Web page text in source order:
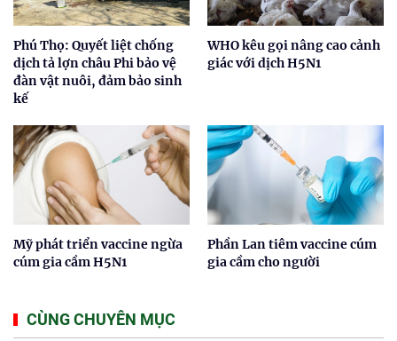
Phú Thọ: Quyết liệt chống
dịch tả lợn châu Phi bảo vệ
đàn vật nuôi, đảm bảo sinh
kế
WHO kêu gọi nâng cao cảnh
giác với dịch H5N1
Mỹ phát triển vaccine ngừa
cúm gia cầm H5N1
Phần Lan tiêm vaccine cúm
gia cầm cho người
CÙNG CHUYÊN MỤC